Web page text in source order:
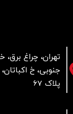
تهران، چراغ
جنوبی، خ
پلاک 67